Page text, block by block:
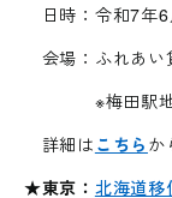
日時：令和7年
会場：ふれあい
※梅田駅地下
詳細は こちら か
★東京： 北海道移